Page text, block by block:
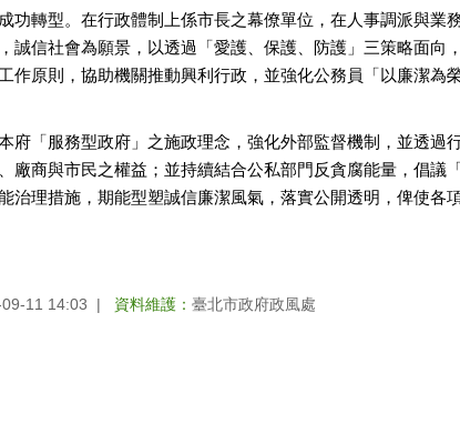
轉型。在行政體制上係市長之幕僚單位，在人事調派與業
信社會為願景，以透過「愛護、保護、防護」三策略面向
原則，協助機關推動興利行政，並強化公務員「以廉潔為
「服務型政府」之施政理念，強化外部監督機制，並透過
廠商與市民之權益；並持續結合公私部門反貪腐能量，倡議
治理措施，期能型塑誠信廉潔風氣，落實公開透明，俾使各
11 14:03 資料維護： 臺北市政府政風處